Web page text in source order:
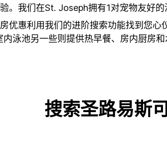
。我们在St. Joseph拥有1对宠物友好的
优惠利用我们的进阶搜索功能找到您心
泳池另一些则提供热早餐、房内厨房
搜索圣路易斯